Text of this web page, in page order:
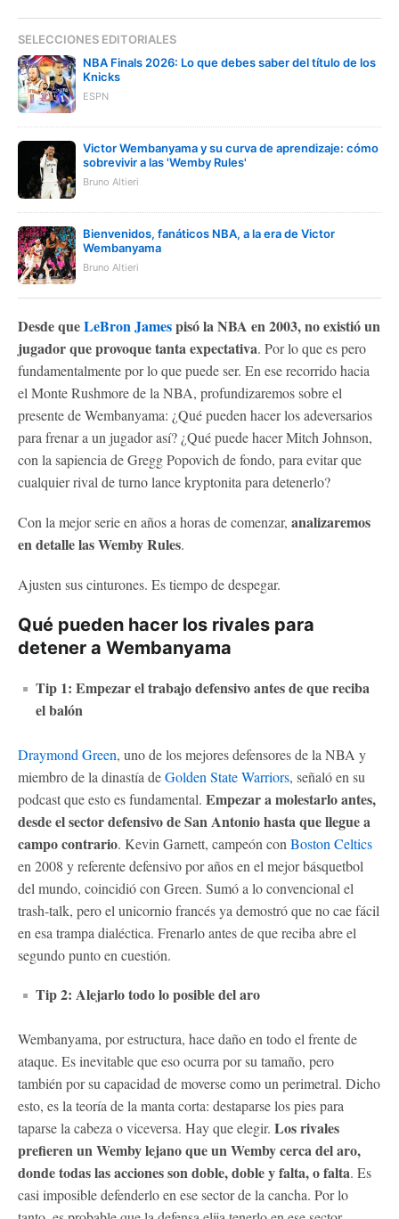
SELECCIONES EDITORIALES
NBA Finals 2026: Lo que debes saber del título de los
Knicks
ESPN
Victor Wembanyama y su curva de aprendizaje: cómo
sobrevivir a las 'Wemby Rules'
Bruno Altieri
Bienvenidos, fanáticos NBA, a la era de Victor
Wembanyama
Bruno Altieri
Desde queLeBron Jamespisó la NBA en 2003, no existió un
jugador que provoque tanta expectativa. Por lo que es pero
fundamentalmente por lo que puede ser. En ese recorrido hacia
el Monte Rushmore de la NBA, profundizaremos sobre el
presente de Wembanyama: ¿Qué pueden hacer los adeversarios
para frenar a un jugador así? ¿Qué puede hacer Mitch Johnson,
con la sapiencia de Gregg Popovich de fondo, para evitar que
cualquier rival de turno lance kryptonita para detenerlo?
Con la mejor serie en años a horas de comenzar, analizaremos
en detalle las Wemby Rules.
Ajusten sus cinturones. Es tiempo de despegar.
Qué pueden hacer los rivales para
detener a Wembanyama
Tip 1: Empezar el trabajo defensivo antes de que reciba
el balón
Draymond Green, uno de los mejores defensores de la NBA y
miembro de la dinastía deGolden State Warriors, señaló en su
podcast que esto es fundamental. Empezar a molestarlo antes,
desde el sector defensivo de San Antonio hasta que llegue a
campo contrario. Kevin Garnett, campeón con Boston Celtics
en 2008 y referente defensivo por años en el mejor básquetbol
del mundo, coincidió con Green. Sumó a lo convencional el
trash-talk, pero el unicornio francés ya demostró que no cae fácil
en esa trampa dialéctica. Frenarlo antes de que reciba abre el
segundo punto en cuestión.
Tip 2: Alejarlo todo lo posible del aro
Wembanyama, por estructura, hace daño en todo el frente de
ataque. Es inevitable que eso ocurra por su tamaño, pero
también por su capacidad de moverse como un perimetral. Dicho
esto, es la teoría de la manta corta: destaparse los pies para
taparse la cabeza o viceversa. Hay que elegir. Los rivales
prefieren un Wemby lejano que un Wemby cerca del aro,
donde todas las acciones son doble, doble y falta, o falta. Es
casi imposible defenderlo en ese sector de la cancha. Por lo